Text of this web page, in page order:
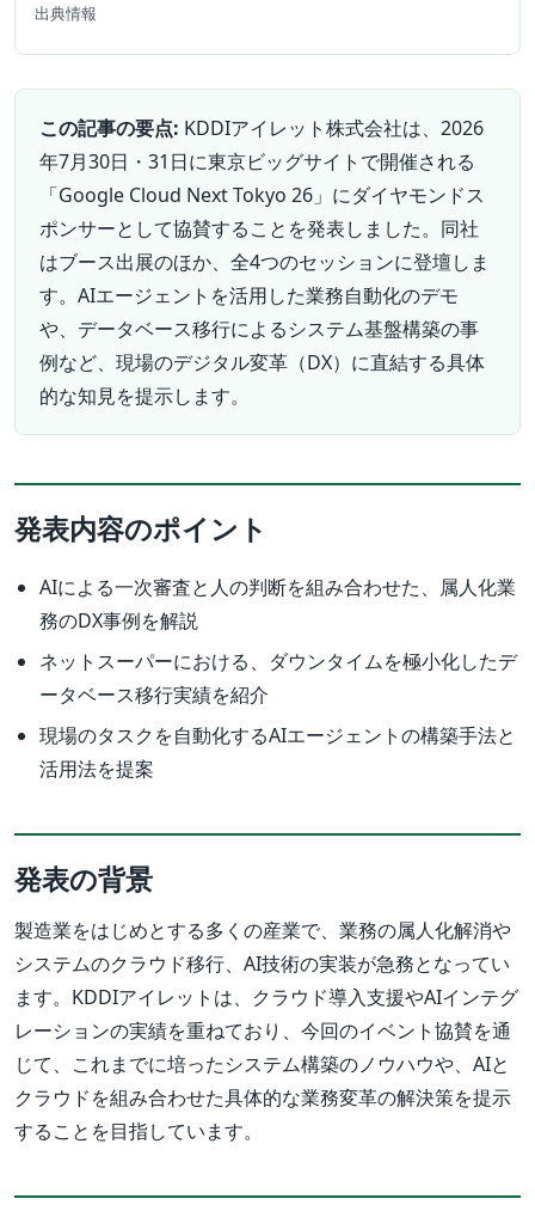
出典情報
この記事の要点: KDDIアイレット株式会社は、2026
年7月30日・31日に東京ビッグサイトで開催される
「Google Cloud Next Tokyo 26」にダイヤモンドス
ポンサーとして協賛することを発表しました。同社
はブース出展のほか、全4つのセッションに登壇しま
す。AIエージェントを活用した業務自動化のデモ
や、データベース移行によるシステム基盤構築の事
例など、現場のデジタル変革（DX）に直結する具体
的な知見を提示します。
発表内容のポイント
AIによる一次審査と人の判断を組み合わせた、属人化業
務のDX事例を解説
ネットスーパーにおける、ダウンタイムを極小化したデ
ータベース移行実績を紹介
現場のタスクを自動化するAIエージェントの構築手法と
活用法を提案
発表の背景
製造業をはじめとする多くの産業で、業務の属人化解消や
システムのクラウド移行、AI技術の実装が急務となってい
ます。KDDIアイレットは、クラウド導入支援やAIインテグ
レーションの実績を重ねており、今回のイベント協賛を通
じて、これまでに培ったシステム構築のノウハウや、AIと
クラウドを組み合わせた具体的な業務変革の解決策を提示
することを目指しています。